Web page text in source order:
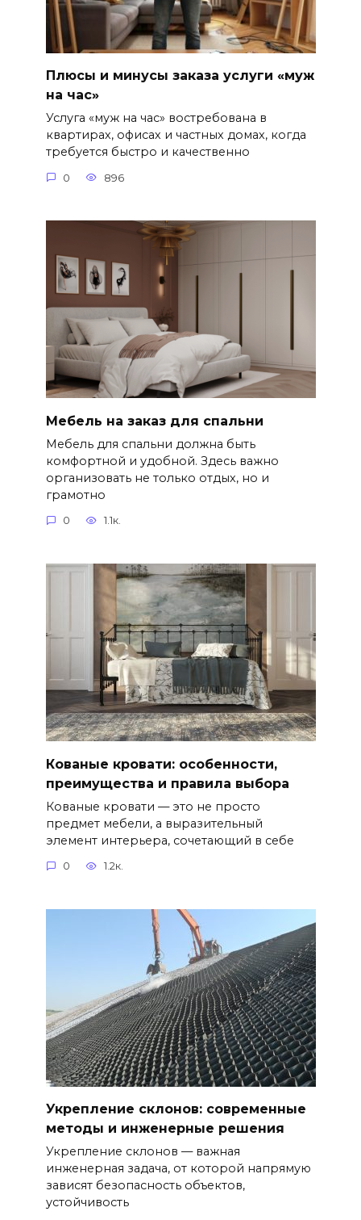
Плюсы и минусы заказа услуги «муж
на час»
Услуга «муж на час» востребована в
квартирах, офисах и частных домах, когда
требуется быстро и качественно
0 896
Мебель на заказ для спальни
Мебель для спальни должна быть
комфортной и удобной. Здесь важно
организовать не только отдых, но и
грамотно
0 1.1к.
Кованые кровати: особенности,
преимущества и правила выбора
Кованые кровати — это не просто
предмет мебели, а выразительный
элемент интерьера, сочетающий в себе
0 1.2к.
Укрепление склонов: современные
методы и инженерные решения
Укрепление склонов — важная
инженерная задача, от которой напрямую
зависят безопасность объектов,
устойчивость